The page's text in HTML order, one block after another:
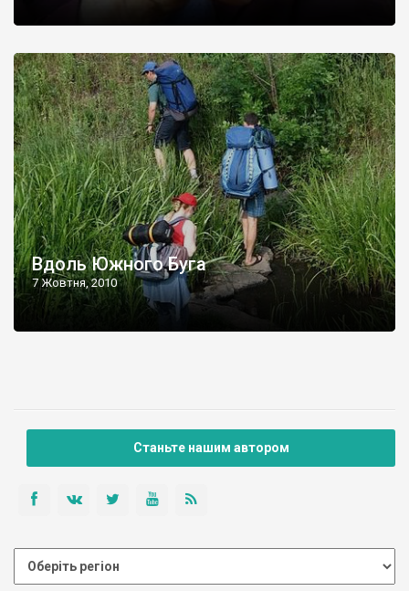
Вдоль Южного Буга
7 Жовтня, 2010
Станьте нашим автором